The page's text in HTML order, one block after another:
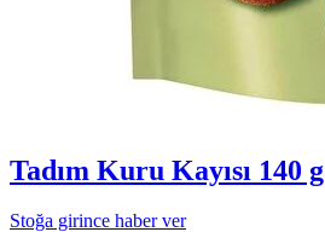
Tadım Kuru Kayısı 140 g
Stoğa girince haber ver